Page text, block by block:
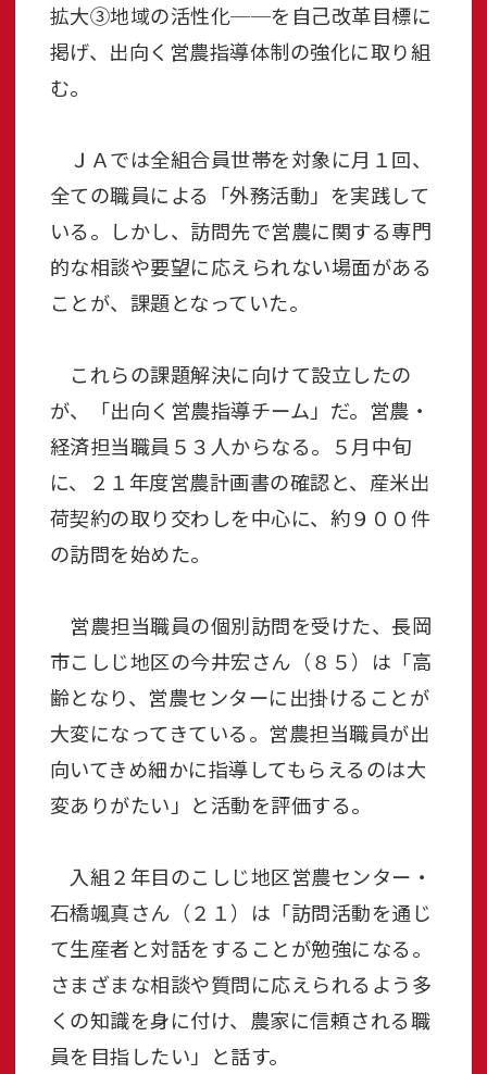
拡大③地域の活性化──を自己改革目標に
掲げ、出向く営農指導体制の強化に取り組
む。
ＪＡでは全組合員世帯を対象に月１回、
全ての職員による「外務活動」を実践して
いる。しかし、訪問先で営農に関する専門
的な相談や要望に応えられない場面がある
ことが、課題となっていた。
これらの課題解決に向けて設立したの
が、「出向く営農指導チーム」だ。営農・
経済担当職員５３人からなる。５月中旬
に、２１年度営農計画書の確認と、産米出
荷契約の取り交わしを中心に、約９００件
の訪問を始めた。
営農担当職員の個別訪問を受けた、長岡
市こしじ地区の今井宏さん（８５）は「高
齢となり、営農センターに出掛けることが
大変になってきている。営農担当職員が出
向いてきめ細かに指導してもらえるのは大
変ありがたい」と活動を評価する。
入組２年目のこしじ地区営農センター・
石橋颯真さん（２１）は「訪問活動を通じ
て生産者と対話をすることが勉強になる。
さまざまな相談や質問に応えられるよう多
くの知識を身に付け、農家に信頼される職
員を目指したい」と話す。